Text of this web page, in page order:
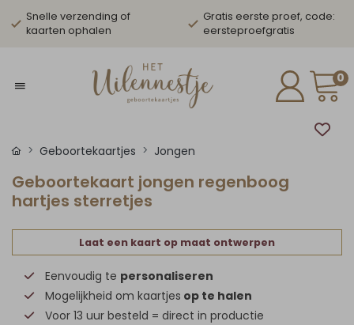
Snelle verzending of
kaarten ophalen
Gratis eerste proef, code:
eersteproefgratis
0
Geboortekaartjes Jongen
Geboortekaart jongen regenboog
hartjes sterretjes
Laat een kaart op maat ontwerpen
Eenvoudig te personaliseren
Mogelijkheid om kaartjes op te halen
Voor 13 uur besteld = direct in productie